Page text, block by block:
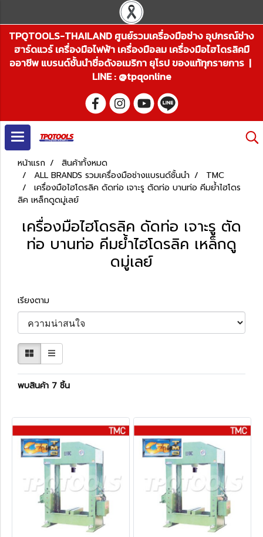
TPQTOOLS-THAILAND ศูนย์รวมเครื่องมือช่าง อุปกรณ์ช่าง
ฮาร์ดแวร์ เครื่องมือไฟฟ้า เครื่องมือลม เครื่องมือไฮโดรลิคมื
ออาชีพ แบรนด์ชั้นนำชื่อดังอเมริกา ยุโรป ของแท้ทุกรายการ |
LINE : @tpqonline
หน้าแรก
สินค้าทั้งหมด
ALL BRANDS รวมเครื่องมือช่างแบรนด์ชั้นนำ
TMC
เครื่องมือไฮโดรลิค ดัดท่อ เจาะรู ตัดท่อ บานท่อ คีมย้ำไฮโดร
ลิค เหล็กดูดมู่เลย์
เครื่องมือไฮโดรลิค ดัดท่อ เจาะรู ตัด
ท่อ บานท่อ คีมย้ำไฮโดรลิค เหล็กดู
ดมู่เลย์
เรียงตาม
พบสินค้า 7 ชิ้น